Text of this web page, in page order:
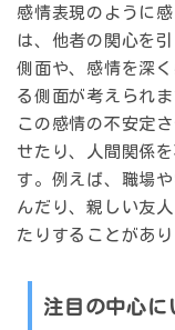
感情表現のように
は、他者の関心を
側面や、感情を深
る側面が考えられま
この感情の不安定
せたり、人間関係
す。例えば、職場
んだり、親しい友
たりすることがあり
注目の中心に